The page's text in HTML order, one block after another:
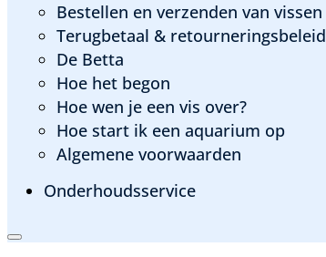
Bestellen en verzenden van vissen
Terugbetaal & retourneringsbeleid
De Betta
Hoe het begon
Hoe wen je een vis over?
Hoe start ik een aquarium op
Algemene voorwaarden
Onderhoudsservice